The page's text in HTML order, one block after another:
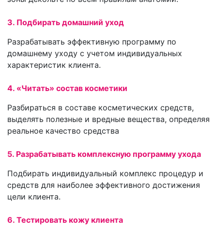
3. Подбирать домашний уход
Разрабатывать эффективную программу по
домашнему уходу с учетом индивидуальных
характеристик клиента.
4. «Читать» состав косметики
Разбираться в составе косметических средств,
выделять полезные и вредные вещества, определяя
реальное качество средства
5. Разрабатывать комплексную программу ухода
Подбирать индивидуальный комплекс процедур и
средств для наиболее эффективного достижения
цели клиента.
6. Тестировать кожу клиента